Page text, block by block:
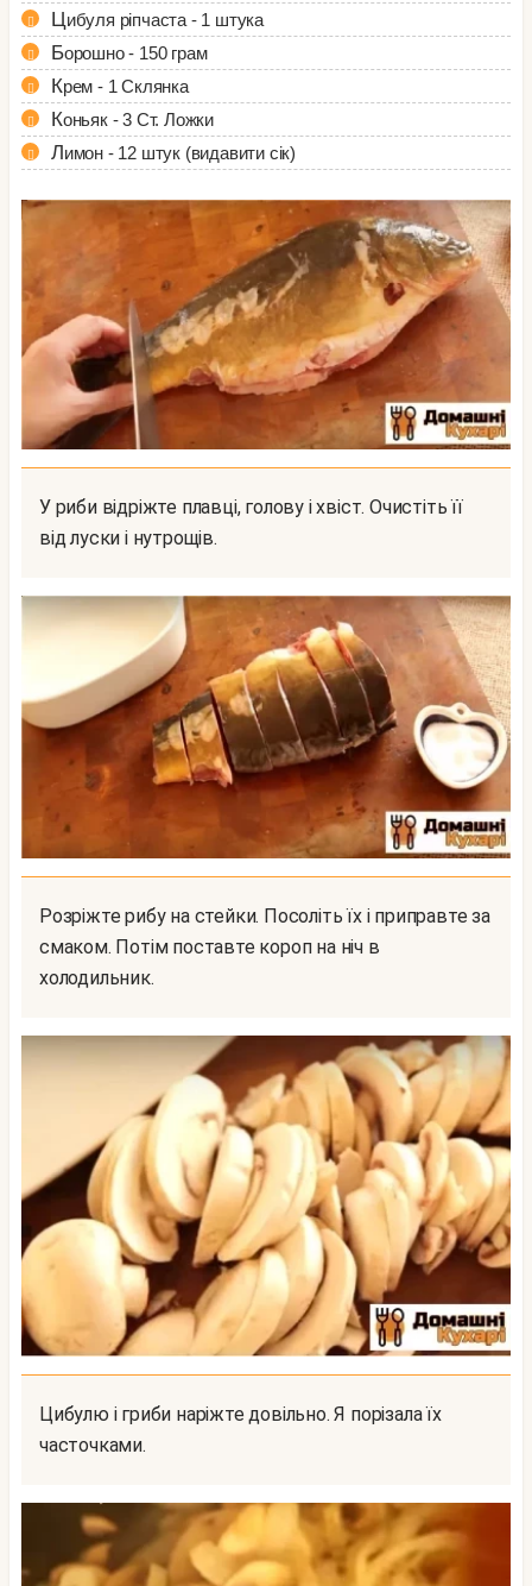
Цибуля ріпчаста - 1 штука
Борошно - 150 грам
Крем - 1 Склянка
Коньяк - 3 Ст. Ложки
Лимон - 12 штук (видавити сік)
У риби відріжте плавці, голову і хвіст. Очистіть її
від луски і нутрощів.
Розріжте рибу на стейки. Посоліть їх і приправте за
смаком. Потім поставте короп на ніч в
холодильник.
Цибулю і гриби наріжте довільно. Я порізала їх
часточками.